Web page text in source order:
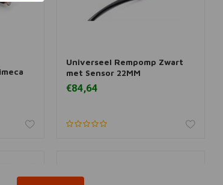
Meer informatie
Universeel Rempomp Zwart
met Sensor 22MM
€84,64